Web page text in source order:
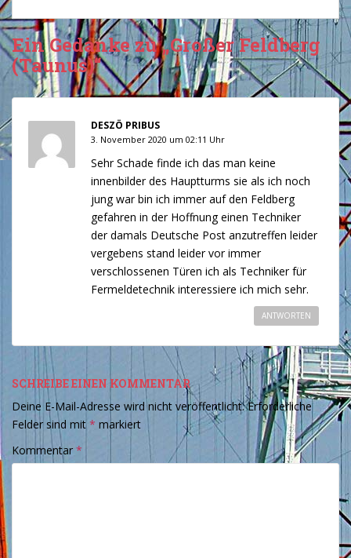
Ein Gedanke zu „Großer Feldberg
(Taunus)“
DESZÖ PRIBUS
3. November 2020 um 02:11 Uhr
Sehr Schade finde ich das man keine
innenbilder des Hauptturms sie als ich noch
jung war bin ich immer auf den Feldberg
gefahren in der Hoffnung einen Techniker
der damals Deutsche Post anzutreffen leider
vergebens stand leider vor immer
verschlossenen Türen ich als Techniker für
Fermeldetechnik interessiere ich mich sehr.
ANTWORTEN
SCHREIBE EINEN KOMMENTAR
Deine E-Mail-Adresse wird nicht veröffentlicht. Erforderliche
Felder sind mit * markiert
Kommentar*